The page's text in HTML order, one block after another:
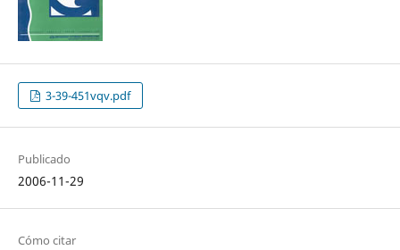
3-39-451vqv.pdf
Publicado
2006-11-29
Cómo citar